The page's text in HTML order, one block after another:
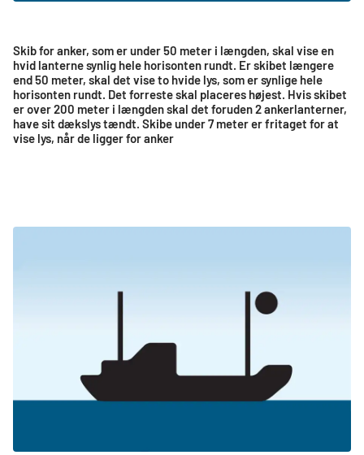
Skib for anker, som er under 50 meter i længden, skal vise en
hvid lanterne synlig hele horisonten rundt. Er skibet længere
end 50 meter, skal det vise to hvide lys, som er synlige hele
horisonten rundt. Det forreste skal placeres højest. Hvis skibet
er over 200 meter i længden skal det foruden 2 ankerlanterner,
have sit dækslys tændt. Skibe under 7 meter er fritaget for at
vise lys, når de ligger for anker